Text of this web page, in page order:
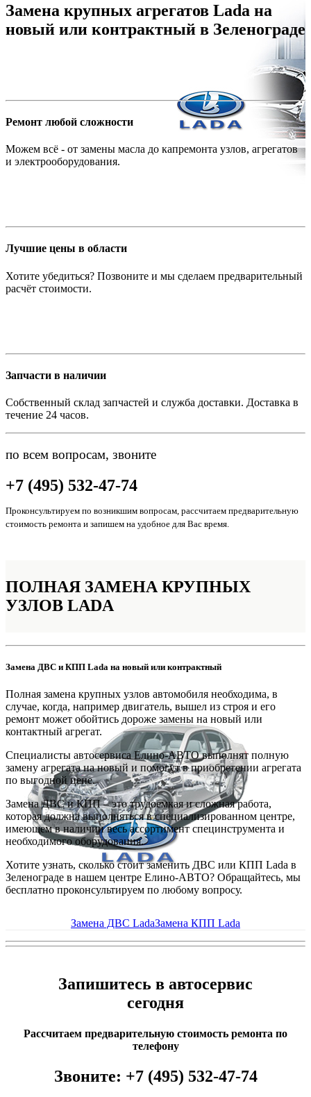
Замена крупных агрегатов Lada на
новый или контрактный в Зеленограде
Ремонт любой сложности
Можем всё - от замены масла до капремонта узлов, агрегатов
и электрооборудования.
Лучшие цены в области
Хотите убедиться? Позвоните и мы сделаем предварительный
расчёт стоимости.
Запчасти в наличии
Собственный склад запчастей и служба доставки. Доставка в
течение 24 часов.
по всем вопросам, звоните
+7 (495) 532-47-74
Проконсультируем по возникшим вопросам, рассчитаем предварительную
стоимость ремонта и запишем на удобное для Вас время.
ПОЛНАЯ ЗАМЕНА КРУПНЫХ
УЗЛОВ LADA
Замена ДВС и КПП Lada на новый или контрактный
Полная замена крупных узлов автомобиля необходима, в
случае, когда, например двигатель, вышел из строя и его
ремонт может обойтись дороже замены на новый или
контактный агрегат.
Специалисты автосервиса Елино-АВТО выполнят полную
замену агрегата на новый и помогут в приобретении агрегата
по выгодной цене.
Замена ДВС и КПП – это трудоемкая и сложная работа,
которая должна выполняться в специализированном центре,
имеющем в наличии весь ассортимент специнструмента и
необходимого оборудования.
Хотите узнать, сколько стоит заменить ДВС или КПП Lada в
Зеленограде в нашем центре Елино-АВТО? Обращайтесь, мы
бесплатно проконсультируем по любому вопросу.
Замена ДВС LadaЗамена КПП Lada
Запишитесь в автосервис
сегодня
Рассчитаем предварительную стоимость ремонта по
телефону
Звоните: +7 (495) 532-47-74